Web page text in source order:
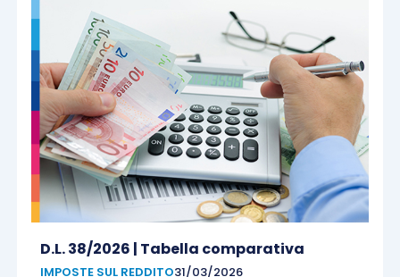
D.L. 38/2026 | Tabella comparativa
IMPOSTE SUL REDDITO31/03/2026